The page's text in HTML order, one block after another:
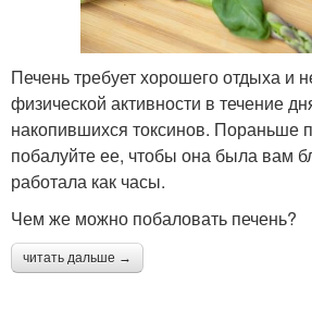
Печень требует хорошего отдыха и
физической активности в течение
накопившихся токсинов. Пораньше
побалуйте ее, чтобы она была вам
работала как часы.
Чем же можно побаловать печень?
читать дальше →